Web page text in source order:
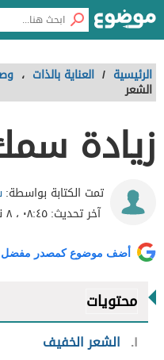
الرئيسية / العناية بالذات ،
الشعر
زيادة
تمت الكتابة بواسطة:
آخر تحديث:٠٨:٤٥ ، ٨ نوفمبر ٢٠١٦
أضف موضوع كمصدر
محتويات
١
الشعر الخفيف